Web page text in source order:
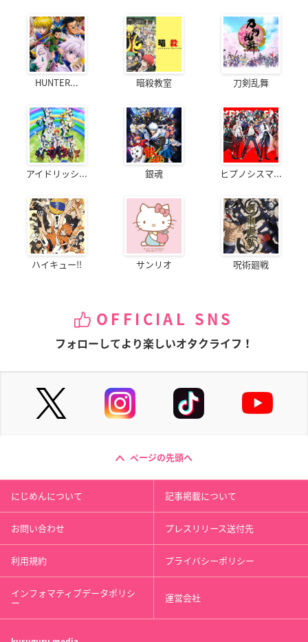
HUNTER... 暗殺教室 刀剣乱舞
アイドリッシ... 銀魂 ヒプノシスマ...
ハイキュー!! サンリオ 呪術廻戦
OFFICIAL SNS
フォローしてより楽しいオタクライフ！
ページの先頭へ
にじめんについて 記事掲載について
お問い合わせ プレスリリース送付先
利用規約 プライバシーポリシー
インフォマティブデータポリシ
ー 運営会社